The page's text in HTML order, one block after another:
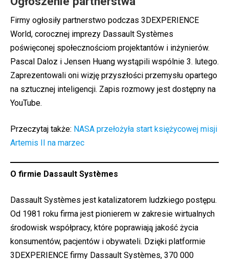
Firmy ogłosiły partnerstwo podczas 3DEXPERIENCE
World, corocznej imprezy Dassault Systèmes
poświęconej społecznościom projektantów i inżynierów.
Pascal Daloz i Jensen Huang wystąpili wspólnie 3. lutego.
Zaprezentowali oni wizję przyszłości przemysłu opartego
na sztucznej inteligencji. Zapis rozmowy jest dostępny na
YouTube.
Przeczytaj także: NASA przełożyła start księżycowej misji
Artemis II na marzec
O firmie Dassault Systèmes
Dassault Systèmes jest katalizatorem ludzkiego postępu.
Od 1981 roku firma jest pionierem w zakresie wirtualnych
środowisk współpracy, które poprawiają jakość życia
konsumentów, pacjentów i obywateli. Dzięki platformie
3DEXPERIENCE firmy Dassault Systèmes, 370 000